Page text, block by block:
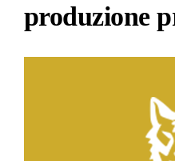
produzione